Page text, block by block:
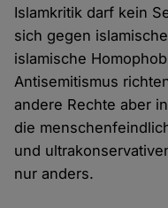
Islamkritik darf kein
sich gegen
islamische
Antisemitismus
andere Rechte aber
die
und
nur anders.